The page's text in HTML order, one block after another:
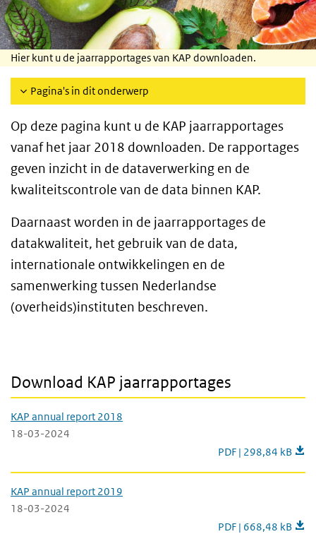
Hier kunt u de jaarrapportages van KAP downloaden.
Pagina's in dit onderwerp
Op deze pagina kunt u de KAP jaarrapportages
vanaf het jaar 2018 downloaden. De rapportages
geven inzicht in de dataverwerking en de
kwaliteitscontrole van de data binnen KAP.
Daarnaast worden in de jaarrapportages de
datakwaliteit, het gebruik van de data,
internationale ontwikkelingen en de
samenwerking tussen Nederlandse
(overheids)instituten beschreven.
Download KAP jaarrapportages
KAP annual report 2018
18-03-2024
KAP annual report
PDF | 298,84 kB
KAP annual report 2019
18-03-2024
KAP annual report
PDF | 668,48 kB